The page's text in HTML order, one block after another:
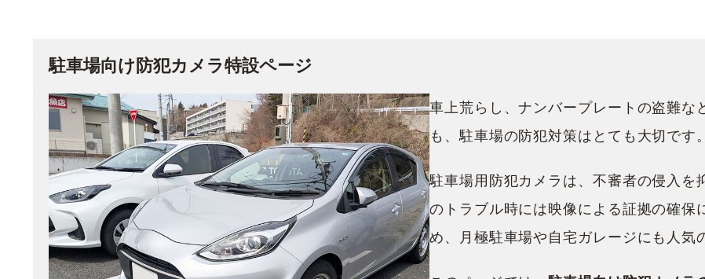
駐車場向け 防犯カメラ特設ページ
車上荒らし、ナンバープレートの盗難な
も、駐車場の防犯対策はとても大切です。
駐車場用防犯カメラは、不審者の侵入を
のトラブル時には映像による証拠の確保
め、月極駐車場や自宅ガレージにも人気